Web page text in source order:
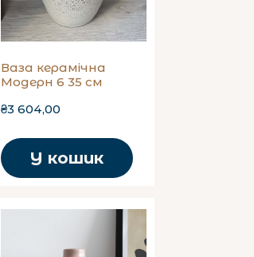
Ваза керамічна
Модерн 6 35 см
₴3 604,00
У кошик